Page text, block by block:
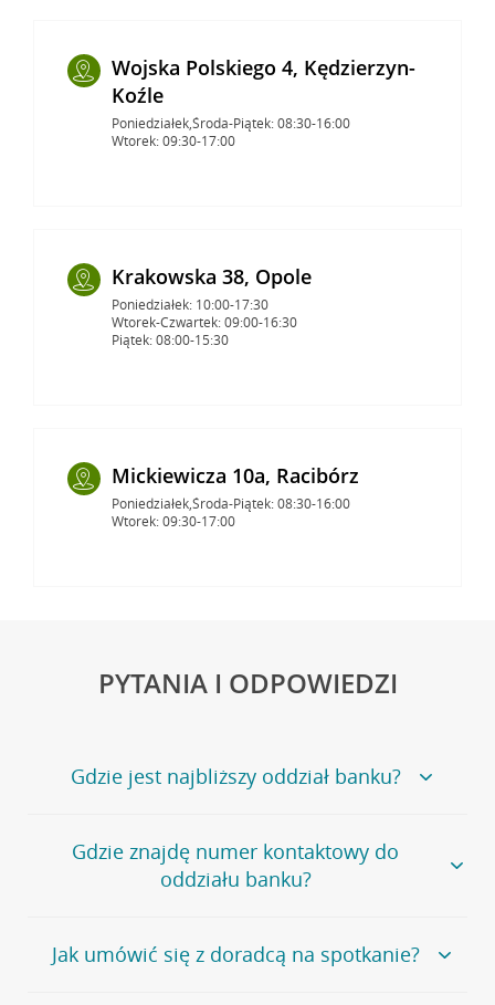
Wojska Polskiego 4, Kędzierzyn-
Koźle
Poniedziałek,Środa-Piątek: 08:30-16:00
Wtorek: 09:30-17:00
Krakowska 38, Opole
Poniedziałek: 10:00-17:30
Wtorek-Czwartek: 09:00-16:30
Piątek: 08:00-15:30
Mickiewicza 10a, Racibórz
Poniedziałek,Środa-Piątek: 08:30-16:00
Wtorek: 09:30-17:00
PYTANIA I ODPOWIEDZI
Gdzie jest najbliższy oddział banku?
Jeśli szukasz oddziału naszego banku, zapraszamy na
stronęPlacówki i bankomaty, na której znajduje się
wygodna wyszukiwarka.
oddziałów
Gdzie znajdę numer kontaktowy do
oddziału banku?
Bank Credit Agricole nie udostępnia ogólnego numeru
telefonu do placówki bankowej.
Jak umówić się z doradcą na spotkanie?